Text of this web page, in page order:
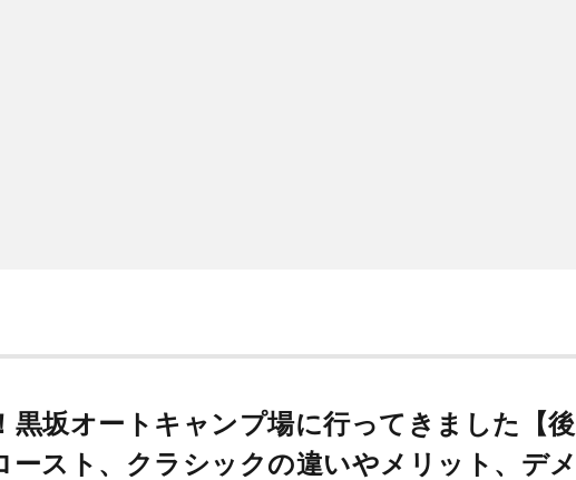
黒坂オートキャンプ場に行ってきました【後
ースト、クラシックの違いやメリット、デメ